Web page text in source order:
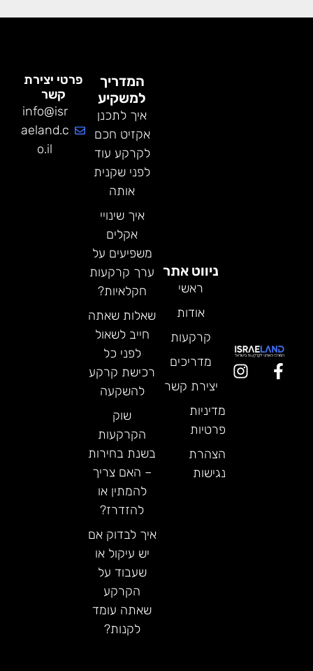
ניווט אתר
ראשי
אודות
קרקעות
מדריכים
יצירת קשר
מדיניות
פרטיות
הצהרת
נגישות
המדריך
למשקיע
איך לתכנן
אקזיט חכם
לקרקע עוד
לפני שקנית
אותה
איך שינויי
אקלים
משפיעים על
ערך קרקעות
חקלאיות?
שאלות שאתה
חייב לשאול
לפני כל
רכישת קרקע
להשקעה
שוק
הקרקעות
בשנת בחירות
– האם צריך
להמתין או
להזדרז?
איך לבדוק אם
יש עיקול או
שעבוד על
הקרקע
שאתה עומד
לקנות?
פרטי יצירת
קשר
info@isr
aeland.c
o.il